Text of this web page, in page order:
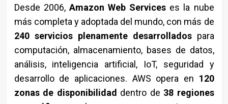
Desde 2006, Amazon Web Services es la nube
más completa y adoptada del mundo, con más de
240 servicios plenamente desarrolladospara
computación, almacenamiento, bases de datos,
análisis, inteligencia artificial, IoT, seguridad y
desarrollo de aplicaciones. AWS opera en 120
zonas de disponibilidad dentro de 38 regiones